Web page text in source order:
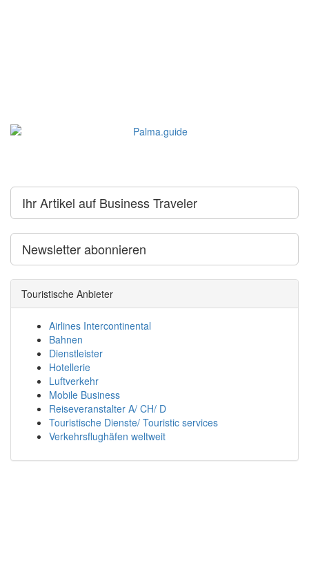
Ihr Artikel auf Business Traveler
Newsletter abonnieren
Touristische Anbieter
Airlines Intercontinental
Bahnen
Dienstleister
Hotellerie
Luftverkehr
Mobile Business
Reiseveranstalter A/ CH/ D
Touristische Dienste/ Touristic services
Verkehrsflughäfen weltweit